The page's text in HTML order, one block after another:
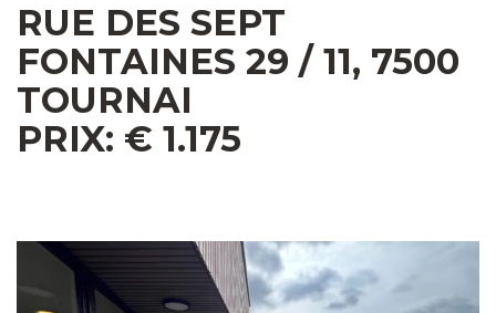
RUE DES SEPT
FONTAINES 29 / 11, 7500
TOURNAI
PRIX: € 1.175